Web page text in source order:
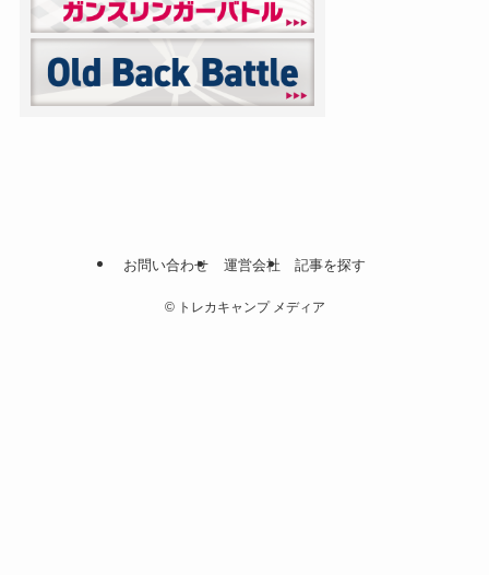
お問い合わせ 運営会社 記事を探す
©トレカキャンプ メディア